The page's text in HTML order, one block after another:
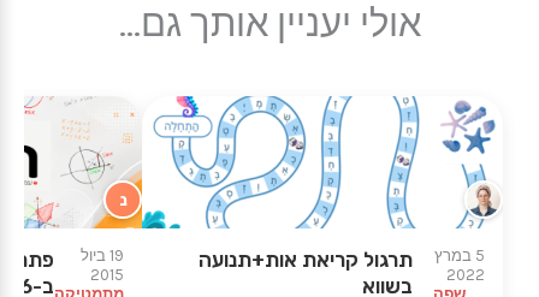
אולי יעניין אותך גם...
5 במרץ
2022
תרגול קריאת אות+תנועה
בשווא
נ
19 ביול
2015
ב-6 דרכים